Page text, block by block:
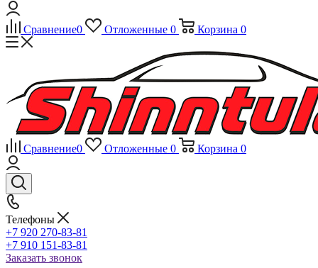
Сравнение0 Отложенные 0 Корзина 0
Сравнение0 Отложенные 0 Корзина 0
Телефоны
+7 920 270-83-81
+7 910 151-83-81
Заказать звонок